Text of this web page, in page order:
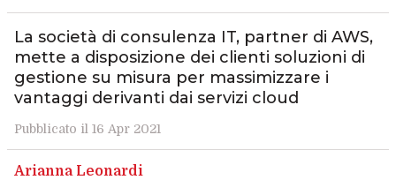
La società di consulenza IT, partner di AWS,
mette a disposizione dei clienti soluzioni di
gestione su misura per massimizzare i
vantaggi derivanti dai servizi cloud
Pubblicato il 16 Apr 2021
Arianna Leonardi